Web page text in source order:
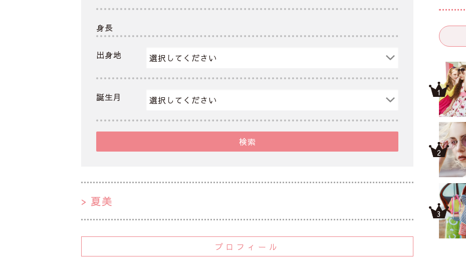
身長
出身地
誕生月
検索
夏美
プロフィール